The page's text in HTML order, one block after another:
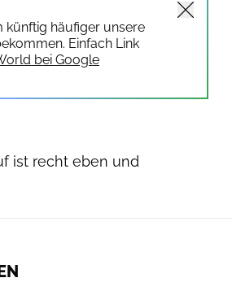
künftig häufiger unsere
Einfach Link
bei Google
ist recht eben und